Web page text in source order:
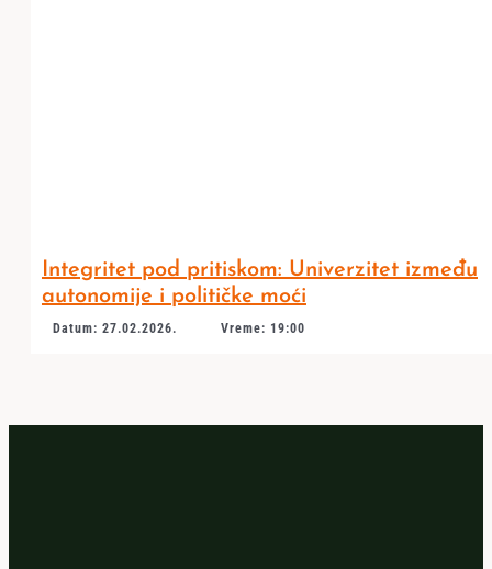
Integritet pod pritiskom: Univerzitet između
autonomije i političke moći
Datum: 27.02.2026. Vreme: 19:00